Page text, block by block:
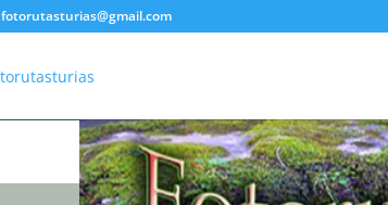
fotorutasturias@gmail.com